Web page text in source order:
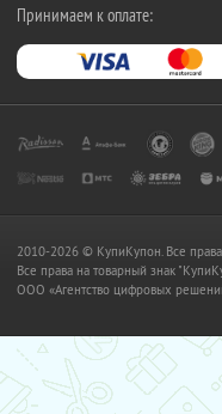
Принимаем к оплате:
2010-2026 © КупиКупон. Все
Все права на товарный знак
OOO «Агентство цифровых